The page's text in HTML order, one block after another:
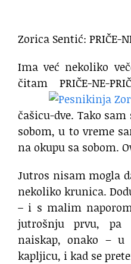
Zorica Sentić: PRIČE-
Ima već nekoliko
čitam PRIČE-NE-
čašicu-dve. Tako
sobom, u to vreme
na okupu sa sobom.
Jutros nisam mogla
nekoliko krunica.
– i s malim
jutrošnju prvu,
naiskap, onako –
kapljicu, i kad se